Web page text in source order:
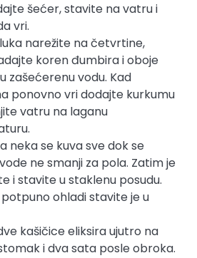
šećer, stavite na vatru i
vri.
narežite na četvrtine,
koren đumbira i oboje
zašećerenu vodu. Kad
ponovno vri dodajte kurkumu
vatru na laganu
neka se kuva sve dok se
ne smanji za pola. Zatim je
i stavite u staklenu posudu.
potpuno ohladi stavite je u
kašičice eliksira ujutro na
i dva sata posle obroka.